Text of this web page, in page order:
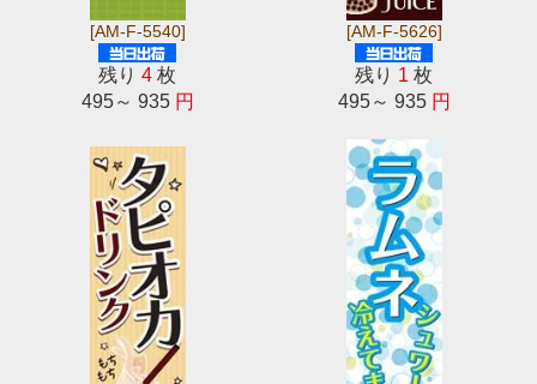
[AM-F-5540]
残り4 枚
495～ 935 円
[AM-F-5626]
残り 1 枚
495～ 935 円